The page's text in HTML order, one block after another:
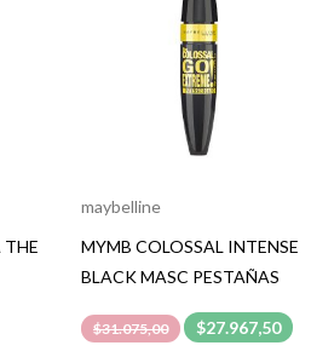
THE
maybelline
MYMB COLOSSAL INTENSE
BLACK MASC PESTAÑAS
$31.075,00 $27.967,50